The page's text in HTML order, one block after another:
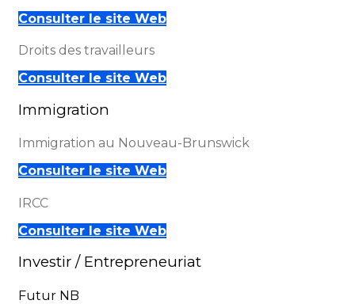
Consulter le site Web
Droits des travailleurs
Consulter le site Web
Immigration
Immigration au Nouveau-Brunswick
Consulter le site Web
IRCC
Consulter le site Web
Investir / Entrepreneuriat
Futur NB